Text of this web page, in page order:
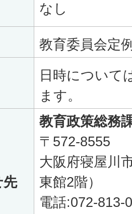
なし
教育委員会定
日時について
ます。
先
教育政策総務
〒572-8555
大阪府寝屋川
東館2階）
電話:072-813-